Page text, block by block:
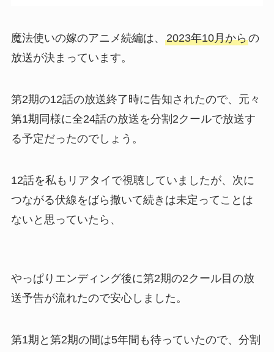
魔法使いの嫁のアニメ続編は、 2023年10月からの
放送が決まっています。
第2期の12話の放送終了時に告知されたので、元々
第1期同様に全24話の放送を分割2クールで放送す
る予定だったのでしょう。
12話を私もリアタイで視聴していましたが、次に
つながる伏線をばら撒いて続きは未定ってことは
ないと思っていたら、
やっぱりエンディング後に第2期の2クール目の放
送予告が流れたので安心しました。
第1期と第2期の間は5年間も待っていたので、分割